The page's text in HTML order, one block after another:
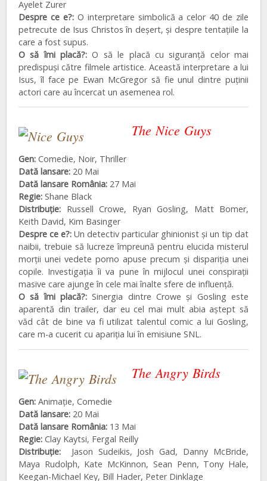
Ayelet Zurer
Despre ce e?:O interpretare simbolică a celor 40 de zile
petrecute de Isus Christos în deșert, și despre tentațiile la
care a fost supus.
O să îmi placă?: O să le placă cu siguranță celor mai
predispuși către filmele artistice. Această interpretare a lui
Isus, îl face pe Ewan McGregor să fie unul dintre puținii
actori care au încercat un asemenea rol.
The Nice Guys
Gen: Comedie, Noir, Thriller
Dată lansare: 20 Mai
Dată lansare România: 27 Mai
Regie: Shane Black
Distribuţie: Russell Crowe, Ryan Gosling, Matt Bomer,
Keith David, Kim Basinger
Despre ce e?: Un detectiv particular ghinionist și un tip dat
naibii, trebuie să lucreze împreună pentru elucida misterul
morții unei vedete porno apuse precum și dispariția unei
copile. Investigația îi va pune în mijlocul unei conspirații
masive care ajunge în cele mai înalte sfere de influență.
O să îmi placă?: Sinergia dintre Crowe și Gosling este
aparentă din trailer, dar eu cel mai mult abia aștept să
văd cât de bine va fi utilizat talentul comic a lui Gosling,
care m-a cucerit cu apariția lui în emisiune SNL.
The Angry Birds
Gen: Animație, Comedie
Dată lansare: 20 Mai
Dată lansare România: 13 Mai
Regie: Clay Kaytsi, Fergal Reilly
Distribuţie: Jason Sudeikis, Josh Gad, Danny McBride,
Maya Rudolph, Kate McKinnon, Sean Penn, Tony Hale,
Keegan-Michael Key, Bill Hader, Peter Dinklage